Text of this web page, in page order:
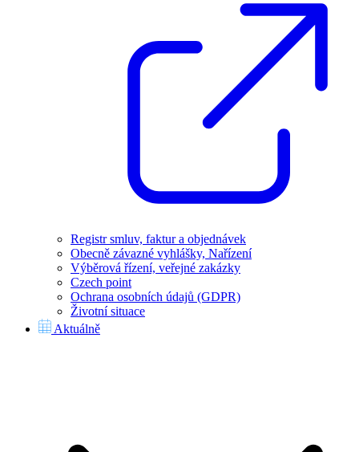
Registr smluv, faktur a objednávek
Obecně závazné vyhlášky, Nařízení
Výběrová řízení, veřejné zakázky
Czech point
Ochrana osobních údajů (GDPR)
Životní situace
Aktuálně